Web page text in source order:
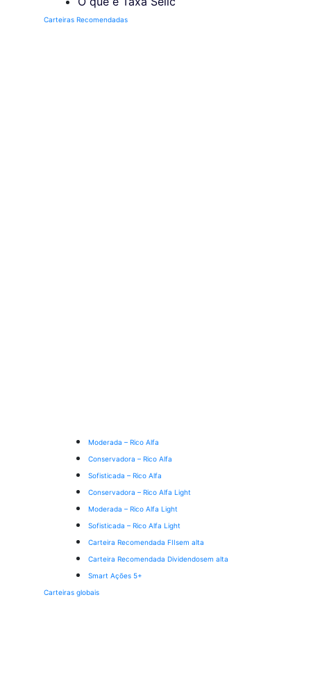
Carteiras Recomendadas
Moderada – Rico Alfa
Conservadora – Rico Alfa
Sofisticada – Rico Alfa
Conservadora – Rico Alfa Light
Moderada – Rico Alfa Light
Sofisticada – Rico Alfa Light
Carteira Recomendada FIIsem alta
Carteira Recomendada Dividendosem alta
Smart Ações 5+
Carteiras globais